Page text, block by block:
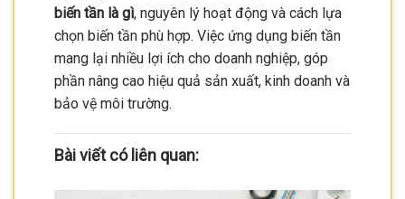
biến tần là gì, nguyên lý hoạt động và cách lựa
chọn biến tần phù hợp. Việc ứng dụng biến tần
mang lại nhiều lợi ích cho doanh nghiệp, góp
phần nâng cao hiệu quả sản xuất, kinh doanh và
bảo vệ môi trường.
Bài viết có liên quan: